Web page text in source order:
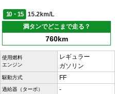
10・15
15.2km/L
満タンでどこまで走る？
760km
使用燃料
エンジン
レギュラー
ガソリン
駆動方式 FF
過給器（ターボ） -